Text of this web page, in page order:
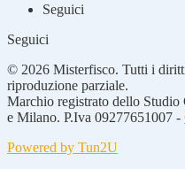
Seguici
Seguici
© 2026 Misterfisco. Tutti i
riproduzione parziale.
Marchio registrato dello
e Milano. P.Iva 09277651007 -
Powered by Tun2U